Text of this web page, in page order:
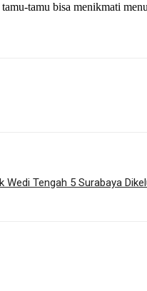
tamu bisa menikmati
Wedi Tengah 5 Surabaya